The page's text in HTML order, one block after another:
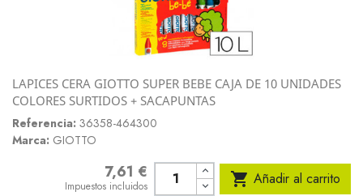
LAPICES CERA GIOTTO SUPER BEBE CAJA DE 10 UNIDADES
COLORES SURTIDOS + SACAPUNTAS
Referencia: 36358-464300
Marca: GIOTTO
7,61 €
Impuestos incluidos  Añadir al carrito